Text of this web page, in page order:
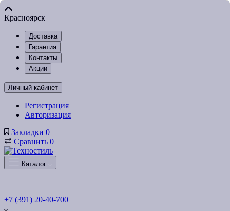
Красноярск
Доставка
Гарантия
Контакты
Акции
Личный кабинет
Регистрация
Авторизация
Закладки 0
Сравнить 0
Каталог
+7 (391) 20-40-700